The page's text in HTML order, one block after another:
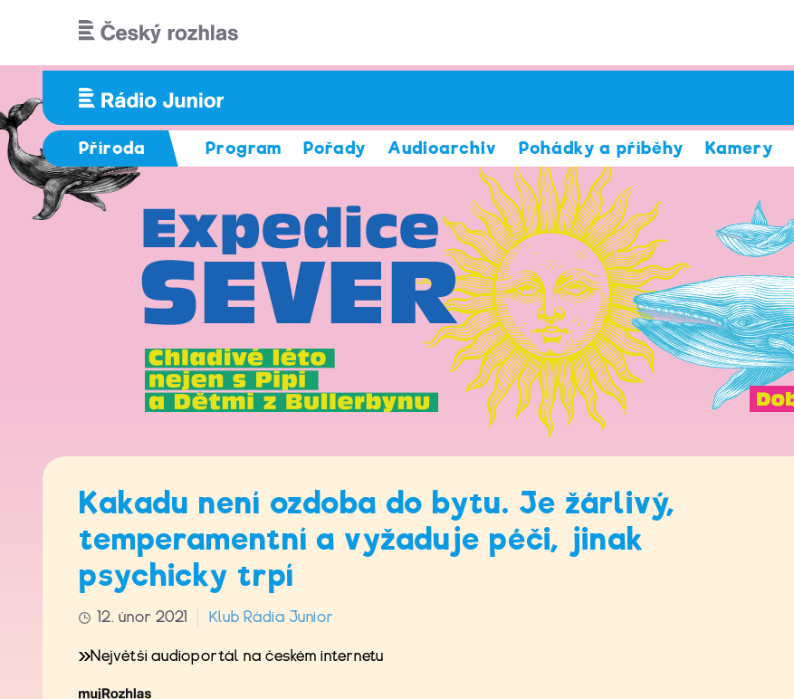
Příroda Program Pořady Audioarchiv Pohádky a příběhy Kamery
Kakadu není ozdoba do bytu. Je žárlivý,
temperamentní a vyžaduje péči, jinak
psychicky trpí
12. únor 2021 Klub Rádia Junior
Největší audioportál na českém internetu